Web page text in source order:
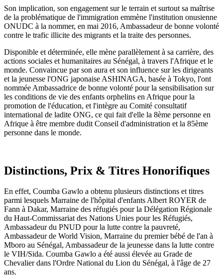
Son implication, son engagement sur le terrain et surtout sa maîtrise
de la problématique de l'immigration emmène l'institution onusienne
ONUDC à la nommer, en mai 2016, Ambassadeur de bonne volonté
contre le trafic illicite des migrants et la traite des personnes.
Disponible et déterminée, elle mène parallèlement à sa carrière, des
actions sociales et humanitaires au Sénégal, à travers l'Afrique et le
monde. Convaincue par son aura et son influence sur les dirigeants
et la jeunesse l'ONG japonaise ASHINAGA, basée à Tokyo, l'ont
nommée Ambassadrice de bonne volonté pour la sensibilisation sur
les conditions de vie des enfants orphelins en Afrique pour la
promotion de l'éducation, et l'intègre au Comité consultatif
international de ladite ONG, ce qui fait d'elle la 8ème personne en
Afrique à être membre dudit Conseil d'administration et la 85ème
personne dans le monde.
Distinctions, Prix & Titres Honorifiques
En effet, Coumba Gawlo a obtenu plusieurs distinctions et titres
parmi lesquels Marraine de l'hôpital d'enfants Albert ROYER de
Fann à Dakar, Marraine des réfugiés pour la Délégation Régionale
du Haut-Commissariat des Nations Unies pour les Réfugiés,
Ambassadeur du PNUD pour la lutte contre la pauvreté,
Ambassadeur de World Vision, Marraine du premier bébé de l'an à
Mboro au Sénégal, Ambassadeur de la jeunesse dans la lutte contre
le VIH/Sida. Coumba Gawlo a été aussi élevée au Grade de
Chevalier dans l'Ordre National du Lion du Sénégal, à l'âge de 27
ans.